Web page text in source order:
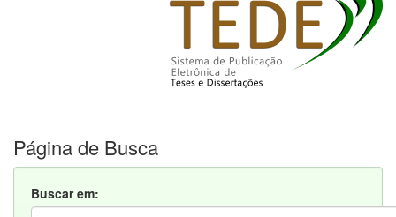
Página de Busca
Buscar em: